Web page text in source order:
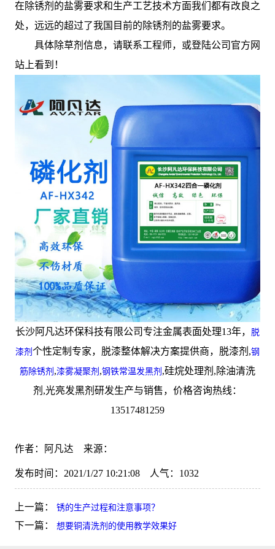
在除锈剂的盐雾要求和生产工艺技术方面我们都有改良之
处，远远的超过了我国目前的除锈剂的盐雾要求。
具体除草剂信息，请联系工程师，或登陆公司官方网
站上看到！
长沙阿凡达环保科技有限公司专注金属表面处理13年， 脱
漆剂 个性定制专家，脱漆整体解决方案提供商，脱漆剂,钢
筋除锈剂 ,漆雾凝聚剂 ,钢铁常温发黑剂 ,硅烷处理剂,除油清洗
剂,光亮发黑剂研发生产与销售，价格咨询热线：
13517481259
作者：阿凡达 来源：
发布时间：2021/1/27 10:21:08 人气： 1032
上一篇： 锈的生产过程和注意事项？
下一篇： 想要铜清洗剂的使用教学效果好